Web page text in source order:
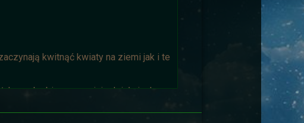
kwitnąć kwiaty na ziemi jak i te
osoba biorąca w niej udział niech